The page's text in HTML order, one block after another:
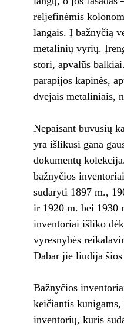
reljefinėmis
langais. Į bažnyčią
metalinių vyrių.
stori, apvalūs
parapijos kapinės,
dvejais metaliniais,
Nepaisant buvusių
yra išlikusi gana
dokumentų
bažnyčios
sudaryti 1897 m.,
ir 1920 m. bei 1930
inventoriai išliko
vyresnybės
Dabar jie liudija
Bažnyčios
keičiantis
inventorių, kuris